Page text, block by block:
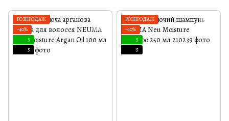
РОЗПРОДАЖ
−40%
5
5
РОЗПРОДАЖ
−40%
5
5